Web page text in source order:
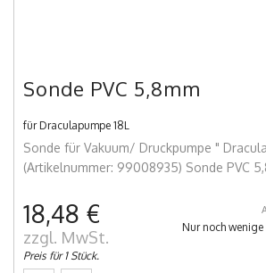
Sonde PVC 5,8mm
für Draculapumpe 18L
Sonde für Vakuum/ Druckpumpe " Dracula
(Artikelnummer: 99008935) Sonde PVC
18,48 €
zzgl. MwSt.
Preis für 1 Stück.
Nur noch